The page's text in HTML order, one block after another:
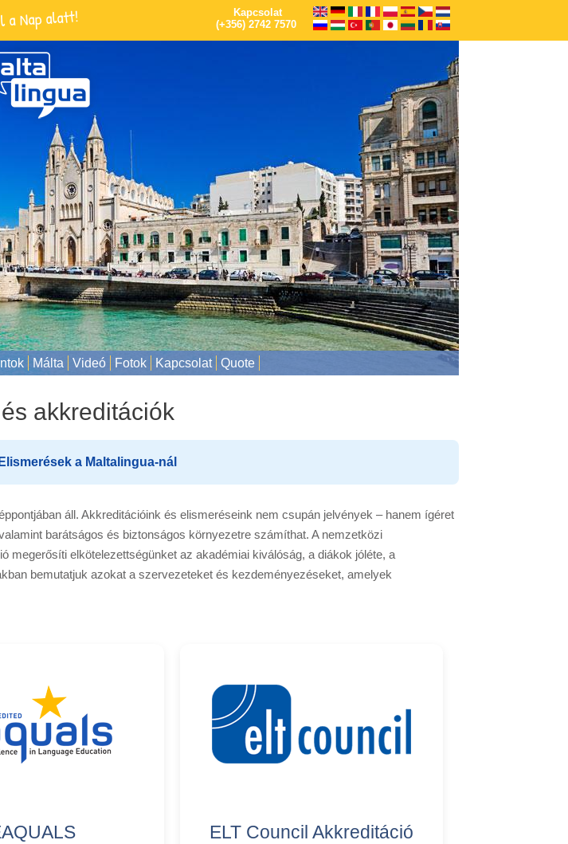
a Nap alatt!
Kapcsolat
(+356) 2742 7570
Málta Videó Fotok Kapcsolat Quote
akkreditációk
a Maltalingua-nál
áll. Akkreditációink és elismeréseink nem csupán jelvények – hanem ígéret
barátságos és biztonságos környezetre számíthat. A nemzetközi
elkötelezettségünket az akadémiai kiválóság, a diákok jóléte, a
bemutatjuk azokat a szervezeteket és kezdeményezéseket, amelyek
ELT Council Akkreditáció